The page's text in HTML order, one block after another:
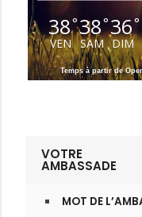
38°
VEN
38°
SAM
36°
DIM
Temps à partir de
VOTRE
AMBASSADE
MOT DE